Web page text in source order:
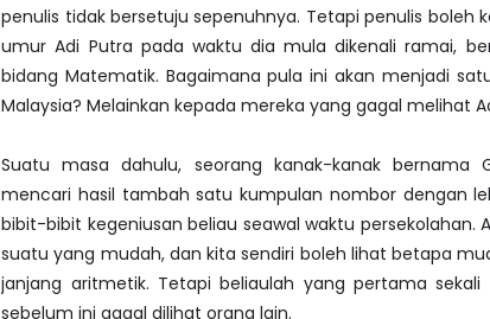
penulis tidak bersetuju sepenuhnya. Tetapi penulis boleh
umur Adi Putra pada waktu dia mula dikenali ramai,
bidang Matematik. Bagaimana pula ini akan menjadi
Malaysia? Melainkan kepada mereka yang gagal melihat
Suatu masa dahulu, seorang kanak-kanak bernama
mencari hasil tambah satu kumpulan nombor dengan
bibit-bibit kegeniusan beliau seawal waktu persekolahan.
suatu yang mudah, dan kita sendiri boleh lihat betapa
janjang aritmetik. Tetapi beliaulah yang pertama
sebelum ini gagal dilihat orang lain.